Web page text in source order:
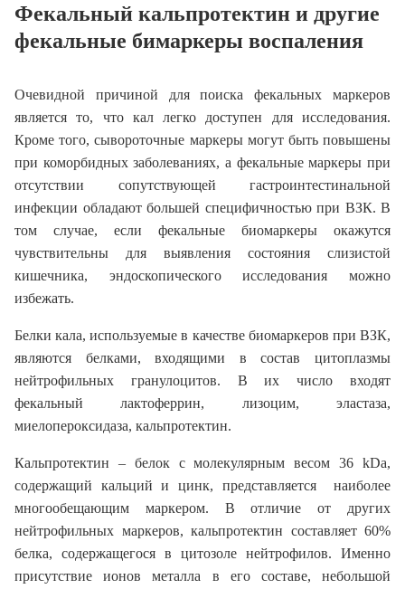
Фекальный кальпротектин и другие
фекальные бимаркеры воспаления
Очевидной причиной для поиска фекальных маркеров
является то, что кал легко доступен для исследования.
Кроме того, сывороточные маркеры могут быть повышены
при коморбидных заболеваниях, а фекальные маркеры при
отсутствии сопутствующей гастроинтестинальной
инфекции обладают большей специфичностью при ВЗК. В
том случае, если фекальные биомаркеры окажутся
чувствительны для выявления состояния слизистой
кишечника, эндоскопического исследования можно
избежать.
Белки кала, используемые в качестве биомаркеров при ВЗК,
являются белками, входящими в состав цитоплазмы
нейтрофильных гранулоцитов. В их число входят
фекальный лактоферрин, лизоцим, эластаза,
миелопероксидаза, кальпротектин.
Кальпротектин – белок с молекулярным весом 36 kDa,
содержащий кальций и цинк, представляется наиболее
многообещающим маркером. В отличие от других
нейтрофильных маркеров, кальпротектин составляет 60%
белка, содержащегося в цитозоле нейтрофилов. Именно
присутствие ионов металла в его составе, небольшой